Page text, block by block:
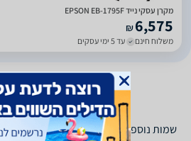
מקרן עסקי נייד EPSON EB-1795F‎
₪6,575
משלוח חינם עד 5 ימי עסקים
שמות נוספים לדגם